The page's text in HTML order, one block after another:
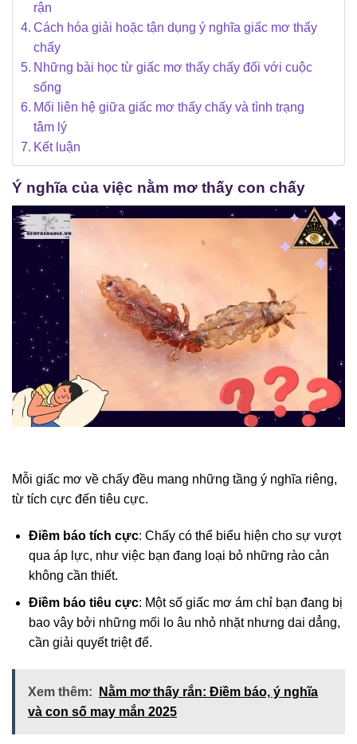
rận
Cách hóa giải hoặc tận dụng ý nghĩa giấc mơ thấy
chấy
Những bài học từ giấc mơ thấy chấy đối với cuộc
sống
Mối liên hệ giữa giấc mơ thấy chấy và tình trạng
tâm lý
Kết luận
Ý nghĩa của việc nằm mơ thấy con chấy
Mỗi giấc mơ về chấy đều mang những tầng ý nghĩa riêng,
từ tích cực đến tiêu cực.
Điềm báo tích cực: Chấy có thể biểu hiện cho sự vượt
qua áp lực, như việc bạn đang loại bỏ những rào cản
không cần thiết.
Điềm báo tiêu cực: Một số giấc mơ ám chỉ bạn đang bị
bao vây bởi những mối lo âu nhỏ nhặt nhưng dai dẳng,
cần giải quyết triệt để.
Xem thêm:
Nằm mơ thấy rắn: Điềm báo, ý nghĩa
và con số may mắn 2025